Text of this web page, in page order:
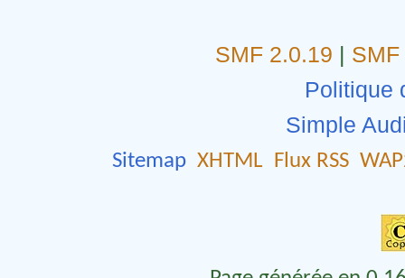
SMF 2.0.19 |
Politique
Simple
Sitemap XHTML Flux RSS